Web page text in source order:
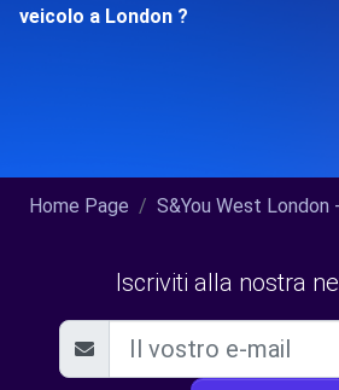
veicolo a London ?
Home Page S&You West London
Iscriviti alla nostra